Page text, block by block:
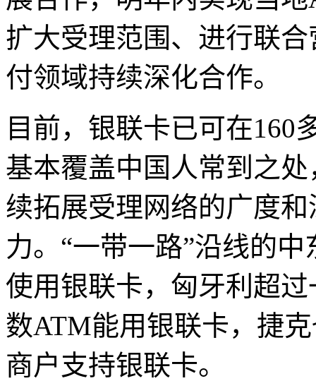
扩大受理范围、进行联
付领域持续深化合作。
目前，银联卡已可在160
基本覆盖中国人常到之
续拓展受理网络的广度
力。“一带一路”沿线的
使用银联卡，匈牙利超
数ATM能用银联卡，捷
商户支持银联卡。